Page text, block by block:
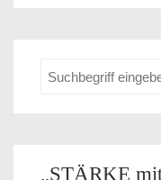
„STÄRKE